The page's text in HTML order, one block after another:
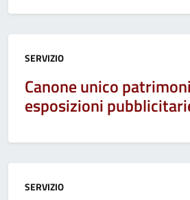
Categoria:
SERVIZIO
Canone unico
esposizioni
Categoria:
SERVIZIO